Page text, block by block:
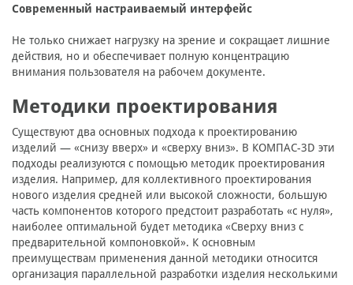
Современный настраиваемый интерфейс
Не только снижает нагрузку на зрение и сокращает лишние
действия, но и обеспечивает полную концентрацию
внимания пользователя на рабочем документе.
Методики проектирования
Существуют два основных подхода к проектированию
изделий — «снизу вверх» и «сверху вниз». В КОМПАС-3D эти
подходы реализуются с помощью методик проектирования
изделия. Например, для коллективного проектирования
нового изделия средней или высокой сложности, большую
часть компонентов которого предстоит разработать «с нуля»,
наиболее оптимальной будет методика «Сверху вниз с
предварительной компоновкой». К основным
преимуществам применения данной методики относится
организация параллельной разработки изделия несколькими